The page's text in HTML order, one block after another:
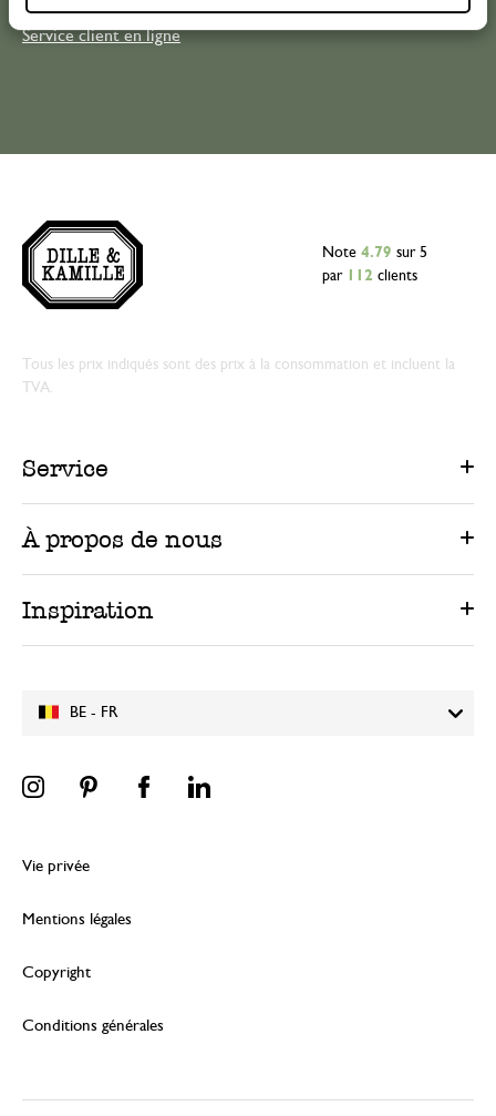
Service client en ligne
BE - FR
Note 4.79 sur 5
par
112 clients
Tous les prix indiqués sont des prix à la consommation et incluent la
TVA.
Service
À propos de nous
Inspiration
Vie privée
Mentions légales
Copyright
Conditions générales